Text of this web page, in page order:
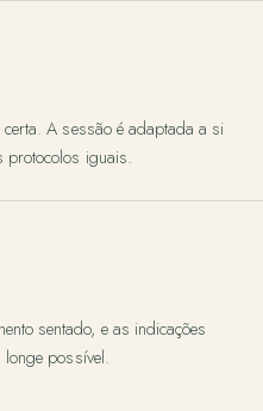
A sessão é adaptada a si
iguais.
sentado, e as indicações
possível.